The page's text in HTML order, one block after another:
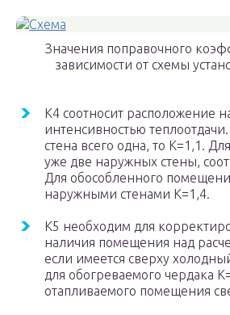
Значения поправочного
зависимости от схемы
К4 соотносит расположение
интенсивностью
стена всего одна, то К=1,1.
уже две наружных стены,
Для обособленного
наружными стенами К=1,4.
К5 необходим для
наличия помещения над
если имеется сверху
для обогреваемого чердака
отапливаемого помещения